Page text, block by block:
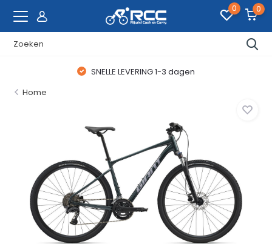
0 0
SNELLE LEVERING 1-3 dagen
Home